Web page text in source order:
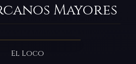
Mayores
El Loco